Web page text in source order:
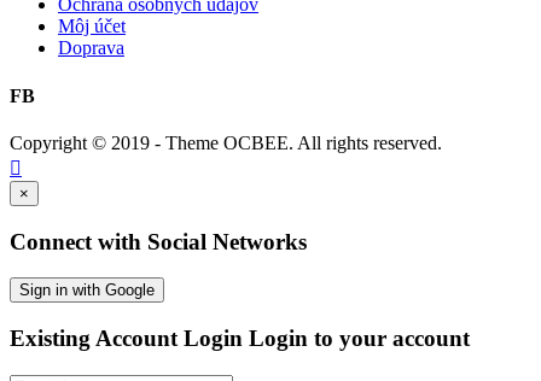
Ochrana osobných údajov
Môj účet
Doprava
FB
Copyright © 2019 - Theme OCBEE. All rights reserved.

×
Connect with Social Networks
Sign in with Google
Existing Account Login Login to your account